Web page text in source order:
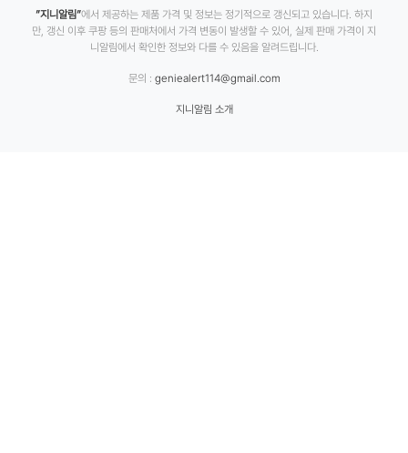
”지니알림”에서 제공하는 제품 가격 및 정보는 정기적으로 갱신되고 있습니다. 하지
만, 갱신 이후 쿠팡 등의 판매처에서 가격 변동이 발생할 수 있어, 실제 판매 가격이 지
니알림에서 확인한 정보와 다를 수 있음을 알려드립니다.
문의 : geniealert114@gmail.com
지니알림 소개